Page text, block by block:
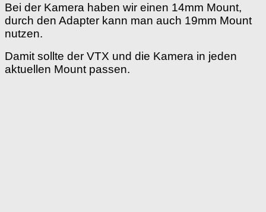
Bei der Kamera haben wir einen 14mm Mount,
durch den Adapter kann man auch 19mm Mount
nutzen.
Damit sollte der VTX und die Kamera in jeden
aktuellen Mount passen.